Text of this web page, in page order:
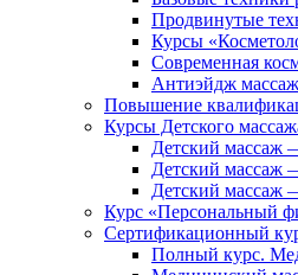
Продвинутые
Курсы
Современная
Антиэйдж
Повышение
Курсы Детского
Детский массаж
Детский массаж
Детский массаж
Курс «Персональный
Сертификационный
Полный курс.